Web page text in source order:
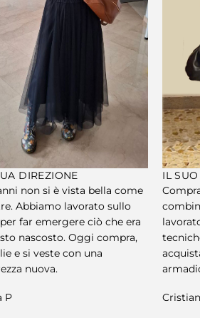
DIREZIONE
non si è vista bella come
Abbiamo lavorato sullo
far emergere ciò che era
nascosto. Oggi compra,
e si veste con una
nuova.
P
IL